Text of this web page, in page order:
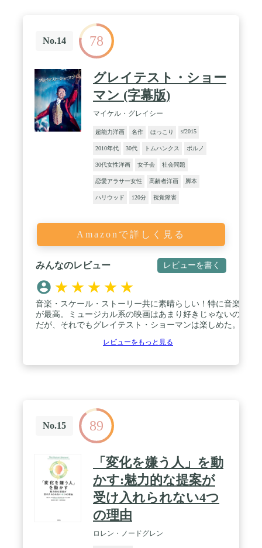
No.14 78
グレイテスト・ショー
マン (字幕版)
マイケル・グレイシー
超能力洋画 名作 ほっこり sf2015
2010年代 30代 トムハンクス ポルノ
30代女性洋画 女子会 社会問題
恋愛アラサー女性 高齢者洋画 脚本
ハリウッド 120分 視覚障害
Amazonで詳しく見る
みんなのレビュー レビューを書く
★ ★ ★ ★ ★
音楽・スケール・ストーリー共に素晴らしい！特に音楽
が最高。ミュージカル系の映画はあまり好きじゃないの
だが、それでもグレイテスト・ショーマンは楽しめた。
レビューをもっと見る
No.15 89
「変化を嫌う人」を動
かす:魅力的な提案が
受け入れられない4つ
の理由
ロレン・ノードグレン